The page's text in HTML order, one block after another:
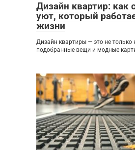
Дизайн квартир: как
уют, который
жизни
Дизайн квартиры — это не только
подобранные вещи и модные